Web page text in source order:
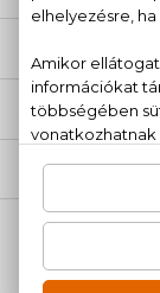
SZÁLLÍTÁS